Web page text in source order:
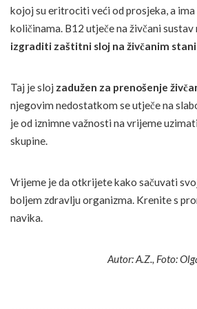
kojoj su eritrociti veći od prosjeka, a ima
količinama. B12 utječe na živčani sustav
izgraditi zaštitni sloj na živčanim
Taj je sloj zadužen za prenošenje
njegovim nedostatkom se utječe na
je od iznimne važnosti na vrijeme
skupine.
Vrijeme je da otkrijete kako sačuvati
boljem zdravlju organizma. Krenite s
navika.
Autor: A.Z., Foto: